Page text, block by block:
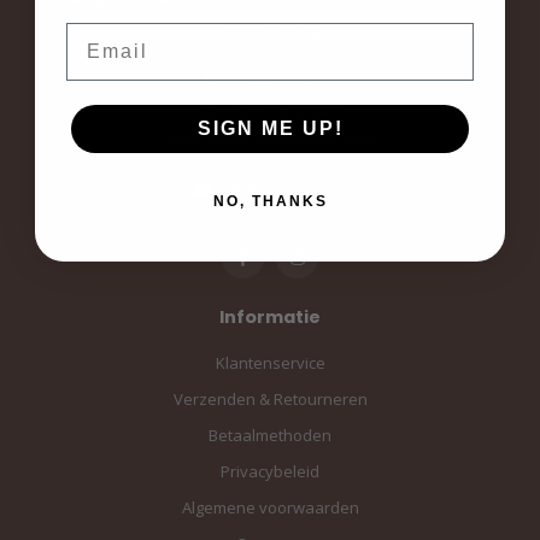
voor elke dag.
Langestraat 19
3811AA Amersfoort
Amersfoort, the Netherlands
info@sampiace.nl
Informatie
Klantenservice
Verzenden & Retourneren
Betaalmethoden
Privacybeleid
Algemene voorwaarden
SIGN ME UP!
NO, THANKS